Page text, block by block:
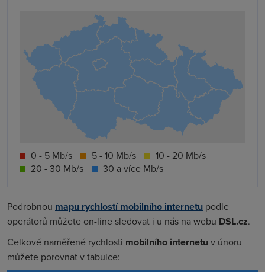
0 - 5 Mb/s 5 - 10 Mb/s
10 - 20 Mb/s
20 - 30 Mb/s
30 a více Mb/s
Podrobnou mapu rychlostí mobilního internetu podle
operátorů můžete on-line sledovat i u nás na webu DSL.cz.
Celkové naměřené rychlosti mobilního internetuv únoru
můžete porovnat v tabulce: